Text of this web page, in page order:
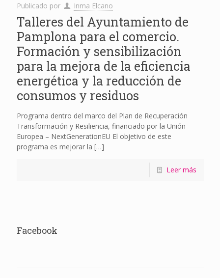
Publicado por Inma Elcano
Talleres del Ayuntamiento de
Pamplona para el comercio.
Formación y sensibilización
para la mejora de la eficiencia
energética y la reducción de
consumos y residuos
Programa dentro del marco del Plan de Recuperación
Transformación y Resiliencia, financiado por la Unión
Europea – NextGenerationEU El objetivo de este
programa es mejorar la […]
Leer más
Facebook